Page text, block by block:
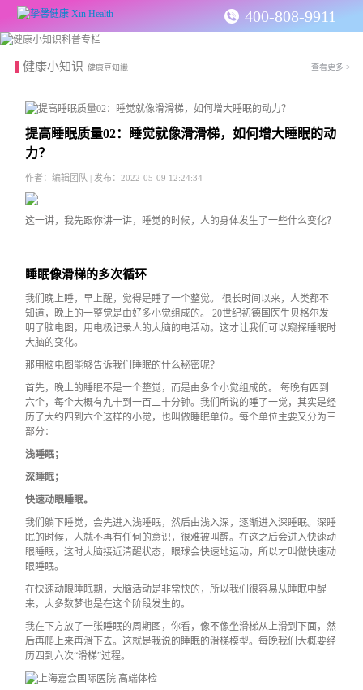
400-808-9911
健康小知识 健康豆知識 查看更多 >
提高睡眠质量02：睡觉就像滑滑梯，如何增大睡眠的动
力？
作者：编辑团队 | 发布：2022-05-09 12:24:34
这一讲，我先跟你讲一讲，睡觉的时候，人的身体发生了一些什么变化？
睡眠像滑梯的多次循环
我们晚上睡，早上醒，觉得是睡了一个整觉。 很长时间以来，人类都不
知道，晚上的一整觉是由好多小觉组成的。 20世纪初德国医生贝格尔发
明了脑电图，用电极记录人的大脑的电活动。这才让我们可以窥探睡眠时
大脑的变化。
那用脑电图能够告诉我们睡眠的什么秘密呢？
首先，晚上的睡眠不是一个整觉，而是由多个小觉组成的。 每晚有四到
六个，每个大概有九十到一百二十分钟。我们所说的睡了一觉，其实是经
历了大约四到六个这样的小觉，也叫做睡眠单位。每个单位主要又分为三
部分：
浅睡眠；
深睡眠；
快速动眼睡眠。
我们躺下睡觉，会先进入浅睡眠，然后由浅入深，逐渐进入深睡眠。深睡
眠的时候，人就不再有任何的意识，很难被叫醒。在这之后会进入快速动
眼睡眠，这时大脑接近清醒状态，眼球会快速地运动，所以才叫做快速动
眼睡眠。
在快速动眼睡眠期，大脑活动是非常快的，所以我们很容易从睡眠中醒
来，大多数梦也是在这个阶段发生的。
我在下方放了一张睡眠的周期图，你看，像不像坐滑梯从上滑到下面，然
后再爬上来再滑下去。这就是我说的睡眠的滑梯模型。每晚我们大概要经
历四到六次“滑梯”过程。